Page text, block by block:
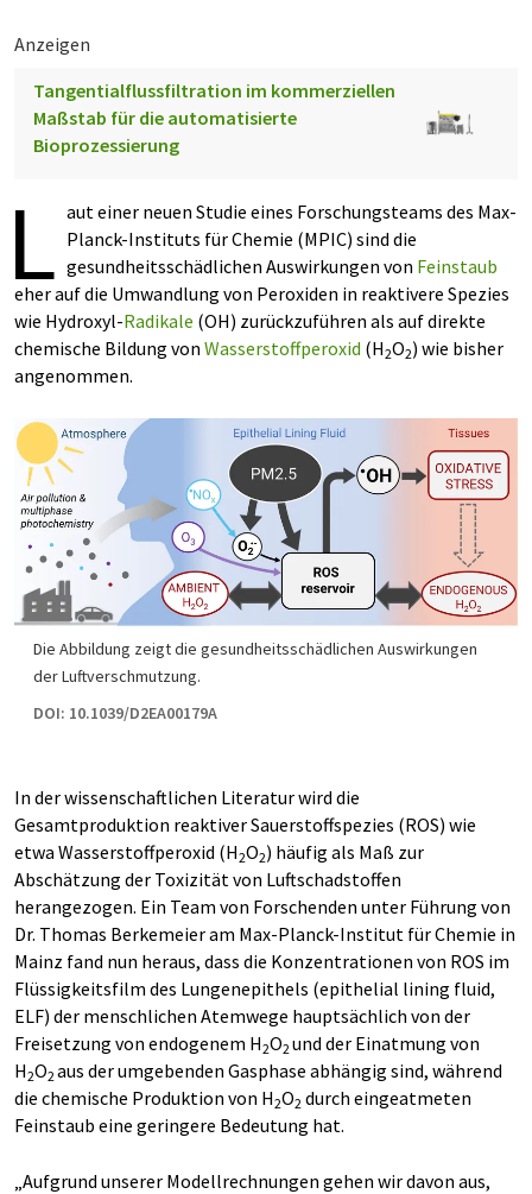
Anzeigen
Tangentialflussfiltration im kommerziellen
Maßstab für die automatisierte
Bioprozessierung
L aut einer neuen Studie eines Forschungsteams des Max-
Planck-Instituts für Chemie (MPIC) sind die
gesundheitsschädlichen Auswirkungen von Feinstaub
eher auf die Umwandlung von Peroxiden in reaktivere Spezies
wie Hydroxyl-Radikale (OH) zurückzuführen als auf direkte
chemische Bildung von Wasserstoffperoxid (H2O2) wie bisher
angenommen.
Die Abbildung zeigt die gesundheitsschädlichen Auswirkungen
der Luftverschmutzung.
DOI: 10.1039/D2EA00179A
In der wissenschaftlichen Literatur wird die
Gesamtproduktion reaktiver Sauerstoffspezies (ROS) wie
etwa Wasserstoffperoxid (H2O2) häufig als Maß zur
Abschätzung der Toxizität von Luftschadstoffen
herangezogen. Ein Team von Forschenden unter Führung von
Dr. Thomas Berkemeier am Max-Planck-Institut für Chemie in
Mainz fand nun heraus, dass die Konzentrationen von ROS im
Flüssigkeitsfilm des Lungenepithels (epithelial lining fluid,
ELF) der menschlichen Atemwege hauptsächlich von der
Freisetzung von endogenem H2O2 und der Einatmung von
H2O2 aus der umgebenden Gasphase abhängig sind, während
die chemische Produktion von H2O2 durch eingeatmeten
Feinstaub eine geringere Bedeutung hat.
„Aufgrund unserer Modellrechnungen gehen wir davon aus,